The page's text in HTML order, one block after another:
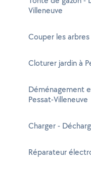
Villeneuve
Couper les
Cloturer jardin à
Déménagement
Pessat-Villeneuve
Charger -
Réparateur